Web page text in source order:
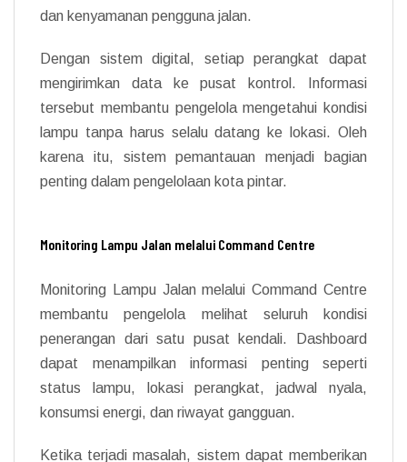
dan kenyamanan pengguna jalan.
Dengan sistem digital, setiap perangkat dapat
mengirimkan data ke pusat kontrol. Informasi
tersebut membantu pengelola mengetahui kondisi
lampu tanpa harus selalu datang ke lokasi. Oleh
karena itu, sistem pemantauan menjadi bagian
penting dalam pengelolaan kota pintar.
Monitoring Lampu Jalan melalui Command Centre
Monitoring Lampu Jalan melalui Command Centre
membantu pengelola melihat seluruh kondisi
penerangan dari satu pusat kendali. Dashboard
dapat menampilkan informasi penting seperti
status lampu, lokasi perangkat, jadwal nyala,
konsumsi energi, dan riwayat gangguan.
Ketika terjadi masalah, sistem dapat memberikan